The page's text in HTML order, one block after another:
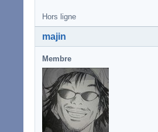
Hors ligne
majin
Membre